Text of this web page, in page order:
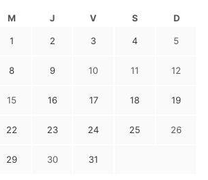
M J V S D
1 2 3 4 5
8 9 10 11 12
15 16 17 18 19
22 23 24 25 26
29 30 31